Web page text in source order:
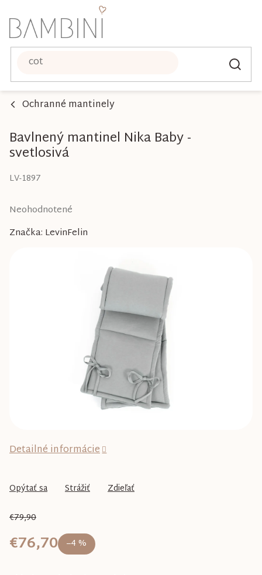
na
obsah
Ochranné mantinely
Bavlnený mantinel Nika Baby -
svetlosivá
LV-1897
Priemerné
produktu
Neohodnotené
Značka: LevinFelin
€79,90
–4 %
€76,70
Detailné informácie
Opýtať sa Strážiť Zdieľať